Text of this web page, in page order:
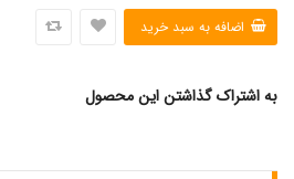
به اشتراک گذاشتن این محصول